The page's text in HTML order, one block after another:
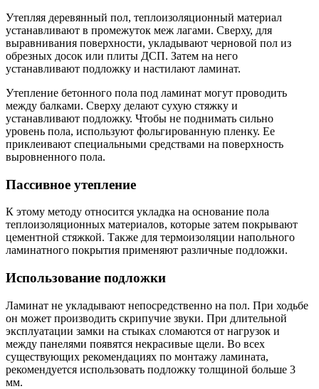
Утепляя деревянный пол, теплоизоляционный материал
устанавливают в промежуток меж лагами. Сверху, для
выравнивания поверхности, укладывают черновой пол из
обрезных досок или плиты ДСП. Затем на него
устанавливают подложку и настилают ламинат.
Утепление бетонного пола под ламинат могут проводить
между балками. Сверху делают сухую стяжку и
устанавливают подложку. Чтобы не поднимать сильно
уровень пола, используют фольгированную пленку. Ее
приклеивают специальными средствами на поверхность
выровненного пола.
Пассивное утепление
К этому методу относится укладка на основание пола
теплоизоляционных материалов, которые затем покрывают
цементной стяжкой. Также для термоизоляции напольного
ламинатного покрытия применяют различные подложки.
Использование подложки
Ламинат не укладывают непосредственно на пол. При ходьбе
он может производить скрипучие звуки. При длительной
эксплуатации замки на стыках сломаются от нагрузок и
между панелями появятся некрасивые щели. Во всех
существующих рекомендациях по монтажу ламината,
рекомендуется использовать подложку толщиной больше 3
мм.